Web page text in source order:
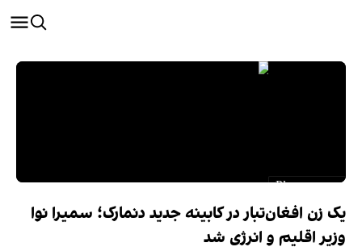
یک زن افغان‌تبار در کابینه جدید دنمارک؛ سمیرا نوا
وزیر اقلیم و انرژی شد